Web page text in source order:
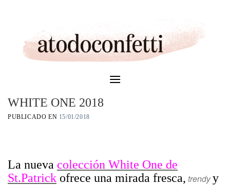
WHITE ONE 2018
PUBLICADO EN 15/01/2018
La nueva colección White One de
St.Patrick ofrece una mirada fresca, trendyy